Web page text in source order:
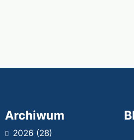
Archiwum
2026 (28)